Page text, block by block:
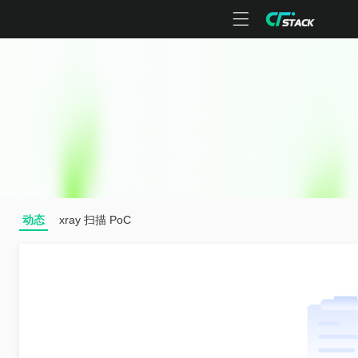
动态 xray 扫描 PoC